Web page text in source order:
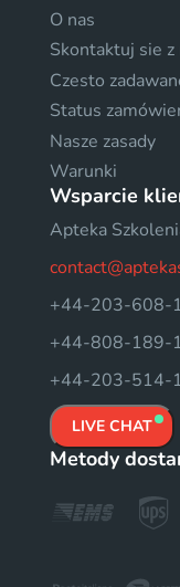
O nas
Skontaktuj sie z
Czesto
Status
Nasze zasady
Warunki
Wsparcie
Apteka
+44-203-608-
+44-808-189-
+44-203-514-
LIVE CHAT
Metody